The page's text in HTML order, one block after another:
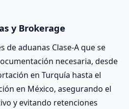
y Brokerage
de aduanas Clase-A que se
necesaria, desde
en Turquía hasta el
en México, asegurando el
y evitando retenciones